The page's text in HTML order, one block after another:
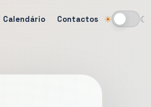
Calendário Contactos ☀ ☾
Alternar tema